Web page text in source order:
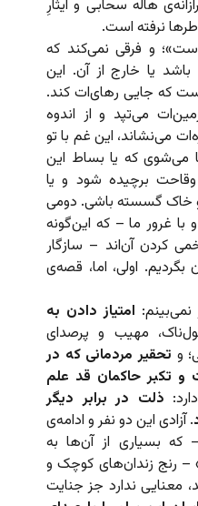
هاله سحابی و ایثارِ
نرفته است.
و فرقی نمی‌کند که
یا خارج از آن. این
که جایی رهای‌ات کند.
می‌تپد و از اندوه
می‌نشاند، این غم با تو
می‌شوی که یا بساط این
برچیده شود و یا
و خاک گسسته باشی. دومی
غرور ما – که این‌گونه
کردن آن‌اند – سازگار
اولی، اما، قصه‌ی
امتیاز دادن به
مهیب و پرصدای
و تحقیر مردمانی که در
و تکبر حاکمان قد علم
ذلت در برابر دیگر
. آزادی این دو نفر و ادامه‌ی
بسیاری از آن‌ها به
– رنج زندان‌های کوچک و
معنایی ندارد جز جنایت